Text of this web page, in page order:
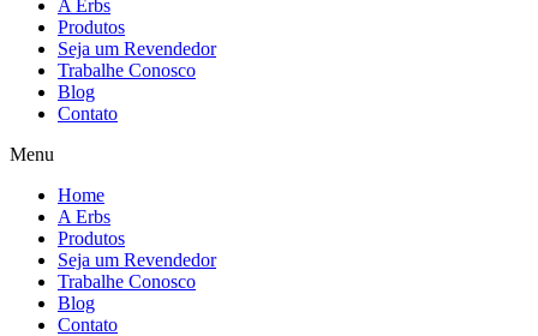
A Erbs
Produtos
Seja um Revendedor
Trabalhe Conosco
Blog
Contato
Menu
Home
A Erbs
Produtos
Seja um Revendedor
Trabalhe Conosco
Blog
Contato